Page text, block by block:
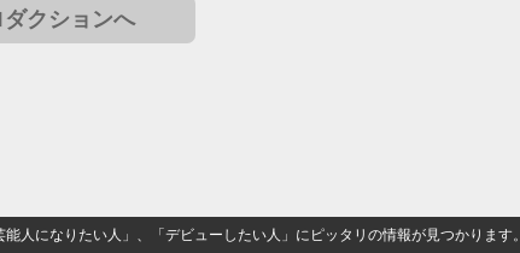
クションへ
人になりたい人」、「デビューしたい人」にピッタリの情報が見つかります。